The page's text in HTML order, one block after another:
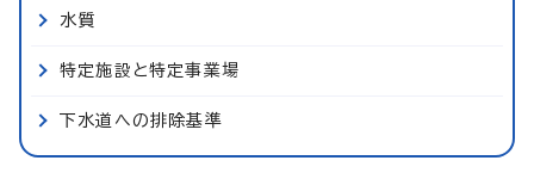
水質
特定施設と特定事業場
下水道への排除基準